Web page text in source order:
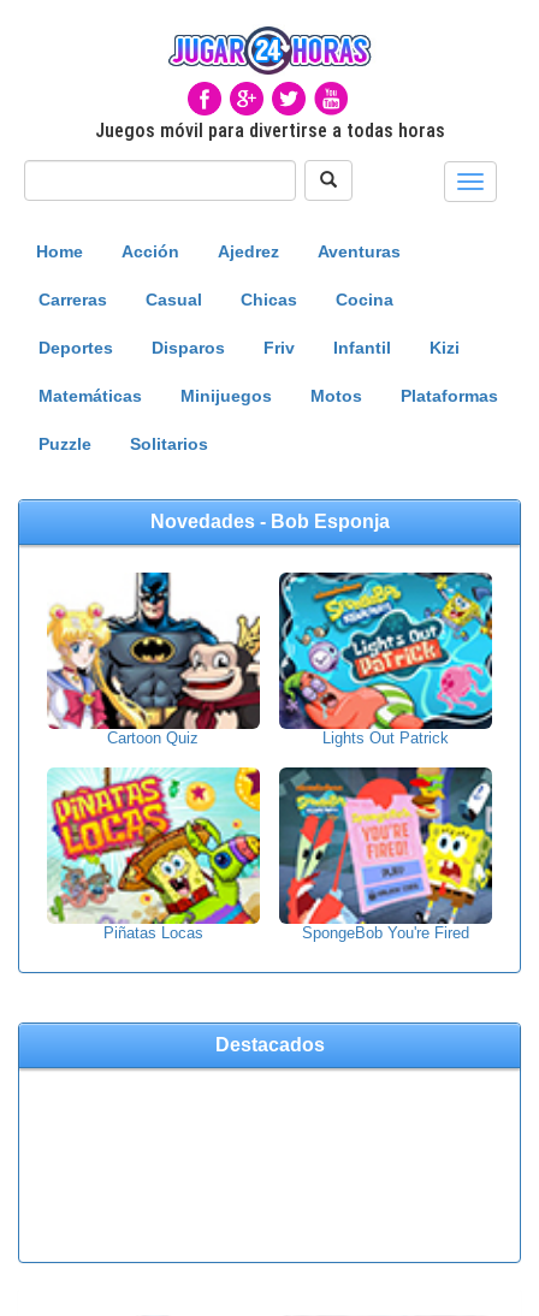
Juegos móvil para divertirse a todas horas
Toggle
Home Acción Ajedrez Aventuras
Carreras Casual Chicas Cocina
Deportes Disparos Friv Infantil Kizi
Matemáticas Minijuegos Motos Plataformas
Puzzle Solitarios
Novedades - Bob Esponja
Cartoon Quiz Lights Out Patrick
Piñatas Locas SpongeBob You're Fired
Destacados